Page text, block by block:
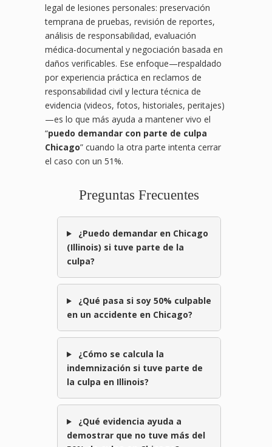
legal de lesiones personales: preservación
temprana de pruebas, revisión de reportes,
análisis de responsabilidad, evaluación
médica-documental y negociación basada en
daños verificables. Ese enfoque—respaldado
por experiencia práctica en reclamos de
responsabilidad civil y lectura técnica de
evidencia (videos, fotos, historiales, peritajes)
—es lo que más ayuda a mantener vivo el
“puedo demandar con parte de culpa
Chicago” cuando la otra parte intenta cerrar
el caso con un 51%.
Preguntas Frecuentes
¿Puedo demandar en Chicago
(Illinois) si tuve parte de la
culpa?
¿Qué pasa si soy 50% culpable
en un accidente en Chicago?
¿Cómo se calcula la
indemnización si tuve parte de
la culpa en Illinois?
¿Qué evidencia ayuda a
demostrar que no tuve más del